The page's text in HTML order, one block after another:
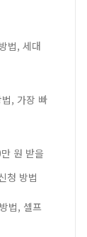
법, 세대
, 가장 빠
원 받을
청 방법
법, 셀프